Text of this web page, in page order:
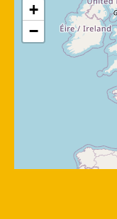
+
−